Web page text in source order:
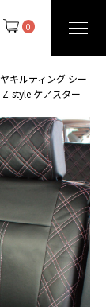
0
キルティング シー
style ケアスター